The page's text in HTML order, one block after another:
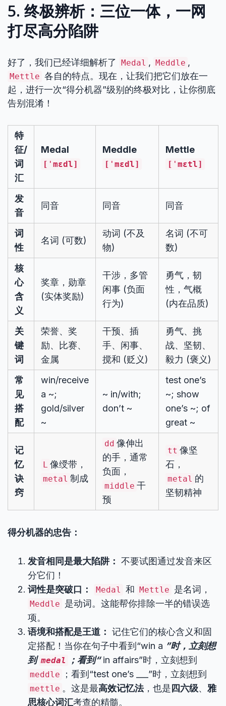
5. 终极辨析：三位一体，一网
打尽高分陷阱
好了，我们已经详细解析了 Medal , Meddle ,
Mettle 各自的特点。现在，让我们把它们放在一
起，进行一次“得分机器”级别的终极对比，让你彻底
告别混淆！
特
征/
词
汇
Medal
[ˈmɛdl]
Meddle
[ˈmɛdl]
Mettle
[ˈmɛtl]
发
音
同音 同音 同音
词
性
名词 (可数)
动词 (不及
物)
名词 (不可
数)
核
心
含
义
奖章，勋章
(实体奖励)
干涉，多管
闲事 (负面
行为)
勇气，韧
性，气概
(内在品质)
关
键
词
荣誉、奖
励、比赛、
金属
干预、插
手、闲事、
搅和 (贬义)
勇气、挑
战、坚韧、
毅力 (褒义)
常
见
搭
配
win/receive
a ~;
gold/silver
~
~ in/with;
don’t ~
test one’s
~; show
one’s ~; of
great ~
记
忆
诀
窍
L 像绶带，
metal 制成
dd 像伸出
的手，通常
负面，
middle 干
预
tt 像坚
石，
metal 的
坚韧精神
得分机器的忠告：
发音相同是最大陷阱： 不要试图通过发音来区
分它们！
词性是突破口：
Medal 和 Mettle 是名词，
Meddle 是动词。这能帮你排除一半的错误选
项。
语境和搭配是王道： 记住它们的核心含义和固
定搭配！当你在句子中看到“win a ”时，立刻想
到 medal ；看到“in affairs”时，立刻想到
meddle ；看到“test one’s ___”时，立刻想到
mettle 。这是最高效记忆法，也是 四六级、 雅
思核心词汇考查的精髓。